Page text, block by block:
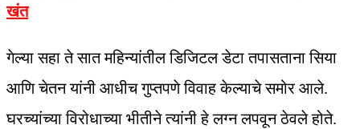
खंत
गेल्या सहा ते सात महिन्यांतील डिजिटल डेटा तपासताना सिया
आणि चेतन यांनी आधीच गुप्तपणे विवाह केल्याचे समोर आले.
घरच्यांच्या विरोधाच्या भीतीने त्यांनी हे लग्न लपवून ठेवले होते.